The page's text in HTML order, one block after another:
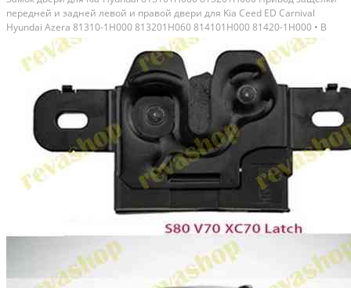
передней и задней левой и правой двери для Kia Ceed ED Carnival
Hyundai Azera 81310-1H000 813201H060 814101H000 81420-1H000 • В
наличии на левую переднюю сторону, аналог, реплика отличного
качества · На остальные двери под заказ ·...